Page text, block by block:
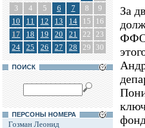
3
4 5 6 7 8
9
10
11 12 13 14 15
16
17
18 19 20 21 22 23
24
25 26 27 28 29 30
ПОИСК
ПЕРСОНЫ НОМЕРА
Гозман Леонид
За